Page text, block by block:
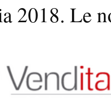
2018. Le